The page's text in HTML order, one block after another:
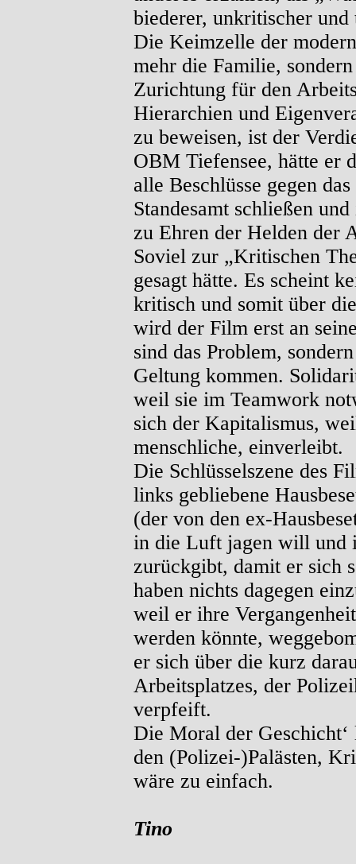
biederer, unkritischer und
Die Keimzelle der
mehr die Familie,
Zurichtung für den
Hierarchien und
zu beweisen, ist der
OBM Tiefensee, hätte er
alle Beschlüsse gegen
Standesamt schließen
zu Ehren der Helden der
Soviel zur „Kritischen
gesagt hätte. Es scheint
kritisch und somit über
wird der Film erst an
sind das Problem,
Geltung kommen.
weil sie im Teamwork
sich der Kapitalismus,
menschliche, einverleibt.
Die Schlüsselszene des
links gebliebene
(der von den ex-
in die Luft jagen will und
zurückgibt, damit er sich
haben nichts dagegen
weil er ihre
werden könnte,
er sich über die kurz
Arbeitsplatzes, der
verpfeift.
Die Moral der
den (Polizei-)Palästen,
wäre zu einfach.
Tino